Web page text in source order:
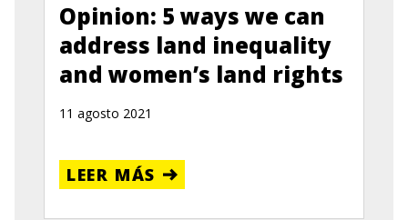
Opinion: 5 ways we can
address land inequality
and women’s land rights
11 agosto 2021
LEER MÁS